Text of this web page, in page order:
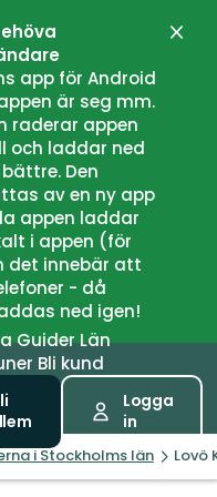
app för Android
är seg mm.
raderar appen
och laddar ned
Den
av en ny app
appen laddar
i appen (för
det innebär att
- då
ned igen!
GuiderLän
Bli kund
Logga
in
i Stockholms län Lovö